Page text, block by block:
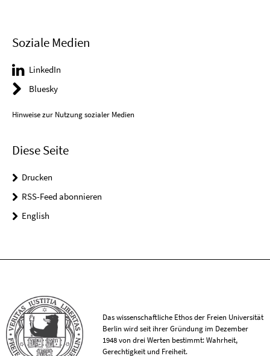
Soziale Medien
LinkedIn
Bluesky
Hinweise zur Nutzung sozialer Medien
Diese Seite
Drucken
RSS-Feed abonnieren
English
Das wissenschaftliche Ethos der Freien Universität
Berlin wird seit ihrer Gründung im Dezember
1948 von drei Werten bestimmt: Wahrheit,
Gerechtigkeit und Freiheit.